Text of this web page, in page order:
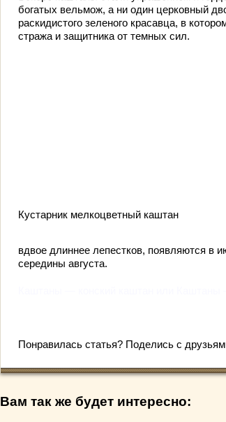
богатых вельмож, а ни один церковный
раскидистого зеленого красавца, в
стража и защитника от темных сил.
Кустарник мелкоцветный каштан
вдвое длиннее лепестков, появляются в
середины августа.
Понравилась статья? Поделись с
Вам так же будет интересно: